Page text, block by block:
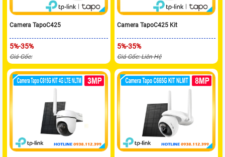
Camera TapoC425
5%-35%
Giá Gốc:
Camera TapoC425 Kit
5%-35%
Giá Gốc: Liên Hệ